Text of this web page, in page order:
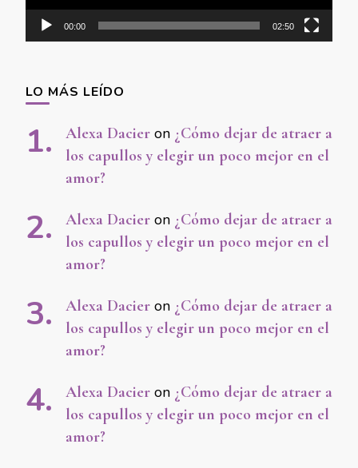
00:00 02:50
LO MÁS LEÍDO
Alexa Dacier on ¿Cómo dejar de atraer a
los capullos y elegir un poco mejor en el
amor?
Alexa Dacier on ¿Cómo dejar de atraer a
los capullos y elegir un poco mejor en el
amor?
Alexa Dacier on ¿Cómo dejar de atraer a
los capullos y elegir un poco mejor en el
amor?
Alexa Dacier on ¿Cómo dejar de atraer a
los capullos y elegir un poco mejor en el
amor?